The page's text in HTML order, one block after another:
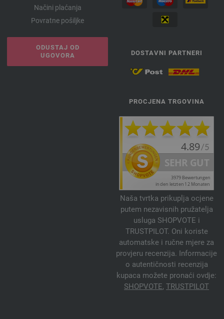
Načini plaćanja
Povratne pošiljke
ODUSTAJ OD
UGOVORA
DOSTAVNI PARTNERI
PROCJENA TRGOVINA
Naša tvrtka prikuplja ocjene
putem nezavisnih pružatelja
usluga SHOPVOTE i
TRUSTPILOT. Oni koriste
automatske i ručne mjere za
provjeru recenzija. Informacije
o autentičnosti recenzija
kupaca možete pronaći ovdje:
SHOPVOTE, TRUSTPILOT